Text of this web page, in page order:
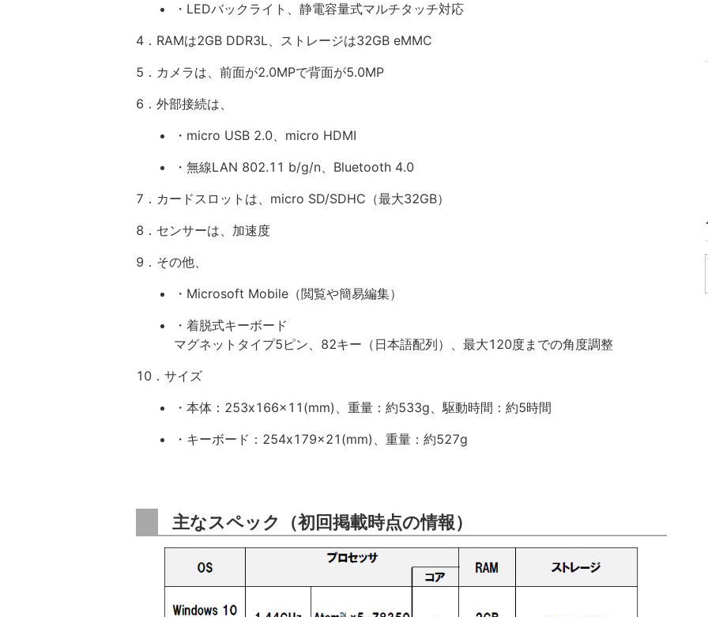
・LEDバックライト、静電容量式マルチタッチ対応
4．RAMは2GB DDR3L、ストレージは32GB eMMC
5．カメラは、前面が2.0MPで背面が5.0MP
6．外部接続は、
・micro USB 2.0、micro HDMI
・無線LAN 802.11 b/g/n、Bluetooth 4.0
7．カードスロットは、micro SD/SDHC（最大32GB）
8．センサーは、加速度
9．その他、
・Microsoft Mobile（閲覧や簡易編集）
・着脱式キーボード
マグネットタイプ5ピン、82キー（日本語配列）、最大120度までの角度調整
10．サイズ
・本体：253x166x11(mm)、重量：約533g、駆動時間：約5時間
・キーボード：254x179x21(mm)、重量：約527g
主なスペック（初回掲載時点の情報）